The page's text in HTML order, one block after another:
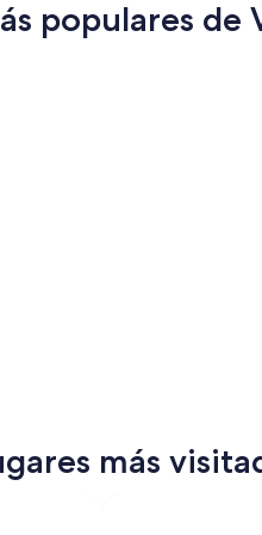
populares de
más